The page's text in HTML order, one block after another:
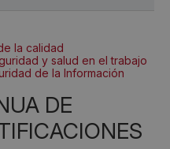
la calidad
y salud en el trabajo
de la Información